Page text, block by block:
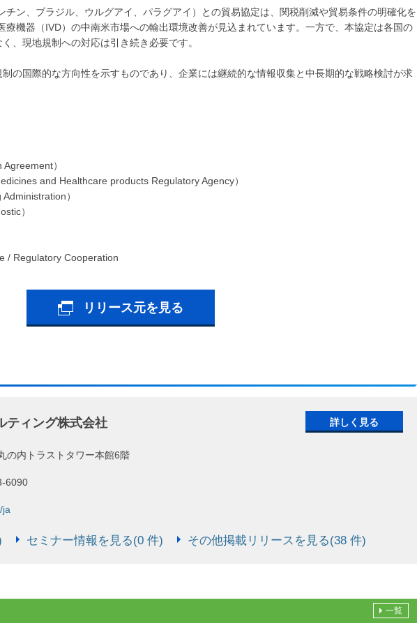
チン、ブラジル、ウルグアイ、パラグアイ）との貿易協定は、関税削減や貿易条件の明確化を
療機器（IVD）の中南米市場への輸出環境改善が見込まれています。一方で、本協定は各国の
、現地規制への対応は引き続き必要です。
の国際的な方向性を示すものであり、企業には継続的な情報収集と中長期的な戦略検討が求
）
and Healthcare products Regulatory Agency）
）
）
/ Regulatory Cooperation
リリース元を見る
ティング株式会社
の内トラストタワー本館6階
6090
ja
セミナー情報を見る(0 件) その他掲載リリースを見る(38 件)
詳しく見る
一覧